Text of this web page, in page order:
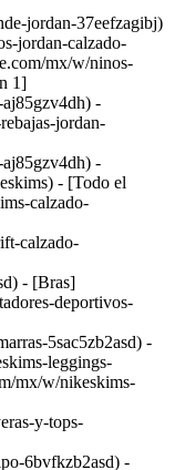
jordan-37eefzagibj)
jordan-calzado-
mx/w/ninos-
1]
-
jordan-
-
- [Todo el
calzado-
calzado-
- [Bras]
deportivos-
5sac5zb2asd) -
leggings-
mx/w/nikeskims-
y-tops-
6bvfkzb2asd) -